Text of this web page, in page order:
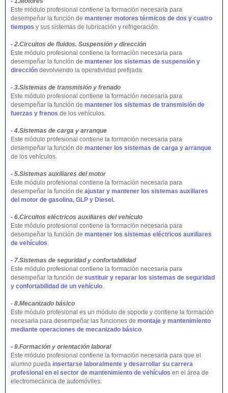
Este módulo profesional contiene la formación necesaria para
desempeñar la función de mantener motores térmicos de dos y cuatro
tiempos y sus sistemas de lubricación y refrigeración.
- 2.Circuitos de fluidos. Suspensión y dirección
Este módulo profesional contiene la formación necesaria para
desempeñar la función de mantener los sistemas de suspensión y
dirección devolviendo la operatividad prefijada.
- 3.Sistemas de transmisión y frenado
Este módulo profesional contiene la formación necesaria para
desempeñar la función de mantener los sistemas de transmisión de
fuerzas y frenos de los vehículos.
- 4.Sistemas de carga y arranque
Este módulo profesional contiene la formación necesaria para
desempeñar la función de mantener los sistemas de carga y arranque
de los vehículos.
- 5.Sistemas auxiliares del motor
Este módulo profesional contiene la formación necesaria para
desempeñar la función de ajustar y mantener los sistemas auxiliares
del motor de gasolina, GLP y Diesel.
- 6.Circuitos eléctricos auxiliares del vehículo
Este módulo profesional contiene la formación necesaria para
desempeñar la función de mantener los sistemas eléctricos auxiliares
de vehículos.
- 7.Sistemas de seguridad y confortabilidad
Este módulo profesional contiene la formación necesaria para
desempeñar la función de sustituir y reparar los sistemas de seguridad
y confortabilidad de un vehículo.
- 8.Mecanizado básico
Este módulo profesional es un módulo de soporte y contiene la formación
necesaria para desempeñar las funciones de montaje y mantenimiento
mediante operaciones de mecanizado básico.
- 9.Formación y orientación laboral
Este módulo profesional contiene la formación necesaria para que el
alumno pueda insertarse laboralmente y desarrollar su carrera
profesional en el sector de mantenimiento de vehículos en el área de
electromecánica de automóviles.